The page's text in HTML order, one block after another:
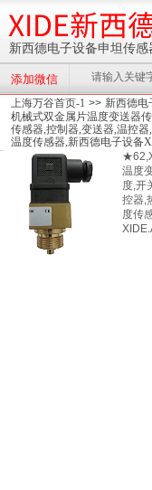
上海万谷首页-1 >> 新西德电
机械式双金属片温度变送器
传感器,控制器,变送器,温控
温度传感器,新西德电子设备
温度
度,开
控器,
度传
添加微信
新西德电子设备申坦传感
XIDE新西